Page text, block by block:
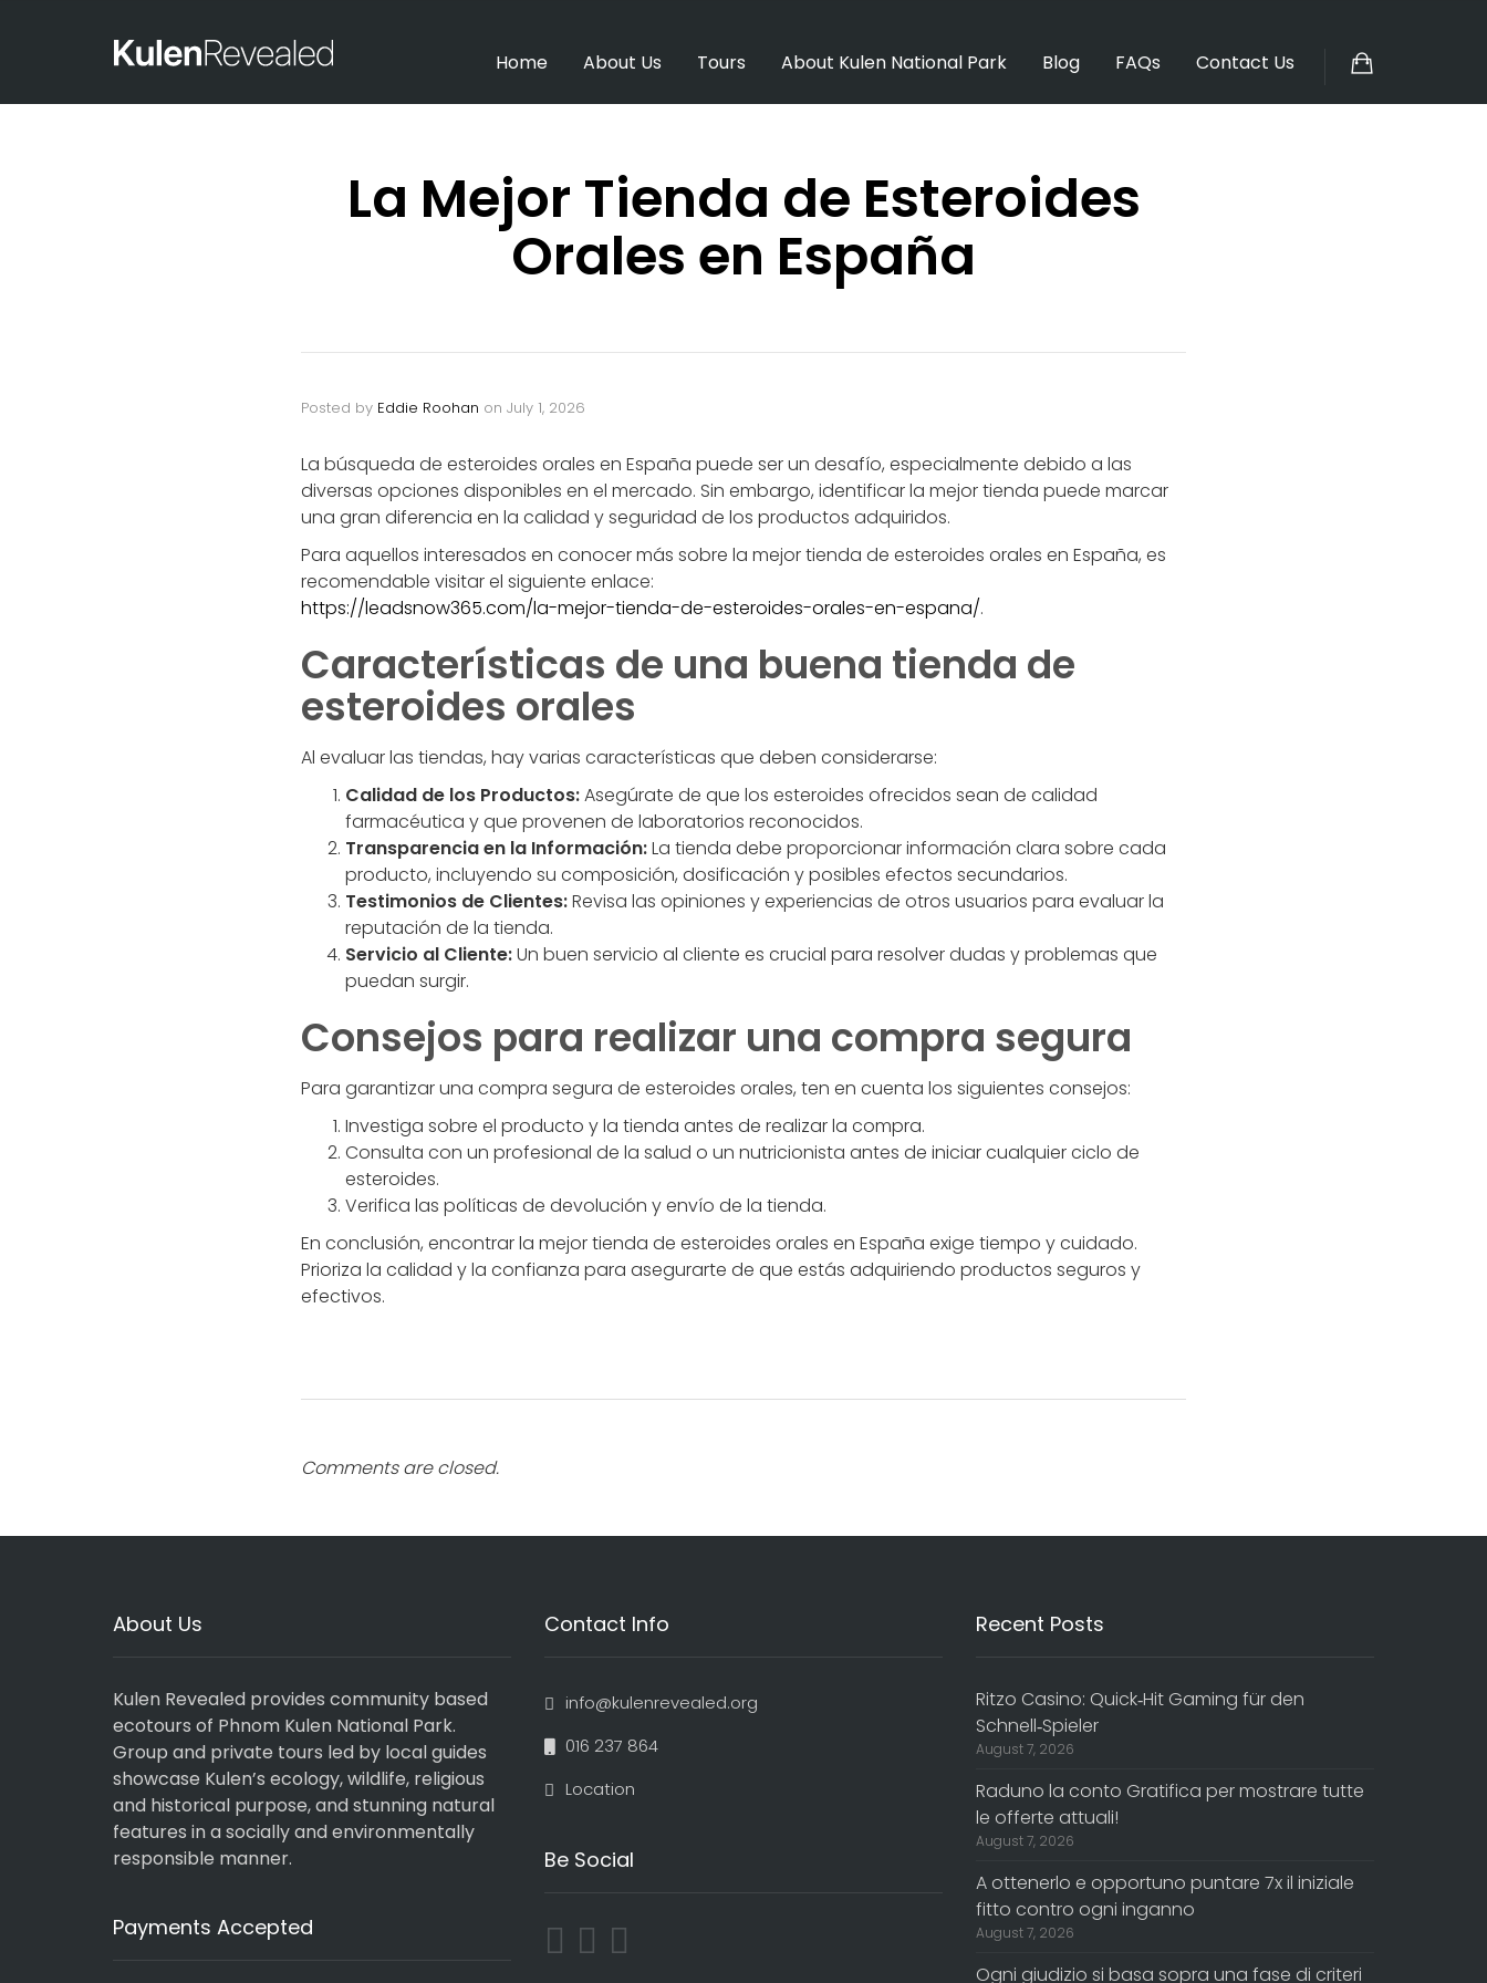
Home About Us Tours About Kulen National Park Blog FAQs Contact Us
La Mejor Tienda de Esteroides
Orales en España
Posted by Eddie Roohan on July 1, 2026
La búsqueda de esteroides orales en España puede ser un desafío, especialmente debido a las
diversas opciones disponibles en el mercado. Sin embargo, identificar la mejor tienda puede marcar
una gran diferencia en la calidad y seguridad de los productos adquiridos.
Para aquellos interesados en conocer más sobre la mejor tienda de esteroides orales en España, es
recomendable visitar el siguiente enlace:
https://leadsnow365.com/la-mejor-tienda-de-esteroides-orales-en-espana/.
Características de una buena tienda de
esteroides orales
Al evaluar las tiendas, hay varias características que deben considerarse:
Calidad de los Productos:Asegúrate de que los esteroides ofrecidos sean de calidad
farmacéutica y que provenen de laboratorios reconocidos.
Transparencia en la Información:La tienda debe proporcionar información clara sobre cada
producto, incluyendo su composición, dosificación y posibles efectos secundarios.
Testimonios de Clientes:Revisa las opiniones y experiencias de otros usuarios para evaluar la
reputación de la tienda.
Servicio al Cliente:Un buen servicio al cliente es crucial para resolver dudas y problemas que
puedan surgir.
Consejos para realizar una compra segura
Para garantizar una compra segura de esteroides orales, ten en cuenta los siguientes consejos:
Investiga sobre el producto y la tienda antes de realizar la compra.
Consulta con un profesional de la salud o un nutricionista antes de iniciar cualquier ciclo de
esteroides.
Verifica las políticas de devolución y envío de la tienda.
En conclusión, encontrar la mejor tienda de esteroides orales en España exige tiempo y cuidado.
Prioriza la calidad y la confianza para asegurarte de que estás adquiriendo productos seguros y
efectivos.
Comments are closed.
About Us
Kulen Revealed provides community based
ecotours of Phnom Kulen National Park.
Group and private tours led by local guides
showcase Kulen’s ecology, wildlife, religious
and historical purpose, and stunning natural
features in a socially and environmentally
responsible manner.
Payments Accepted
Contact Info
info@kulenrevealed.org
016 237 864
Location
Be Social
Recent Posts
Ritzo Casino: Quick‑Hit Gaming für den
Schnell‑Spieler
August 7, 2026
Raduno la conto Gratifica per mostrare tutte
le offerte attuali!
August 7, 2026
A ottenerlo e opportuno puntare 7x il iniziale
fitto contro ogni inganno
August 7, 2026
Ogni giudizio si basa sopra una fase di criteri